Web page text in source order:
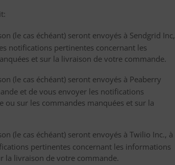
(le cas échéant) seront envoyés à Sendgrid Inc,
notifications pertinentes concernant les
et sur la livraison de votre commande.
(le cas échéant) seront envoyés à Peaberry
et de vous envoyer les notifications
sur les commandes manquées et sur la
(le cas échéant) seront envoyés à Twilio Inc., à
pertinentes concernant les informations
la livraison de votre commande.